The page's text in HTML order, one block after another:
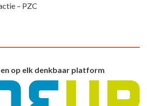
– PZC
op elk denkbaar platform